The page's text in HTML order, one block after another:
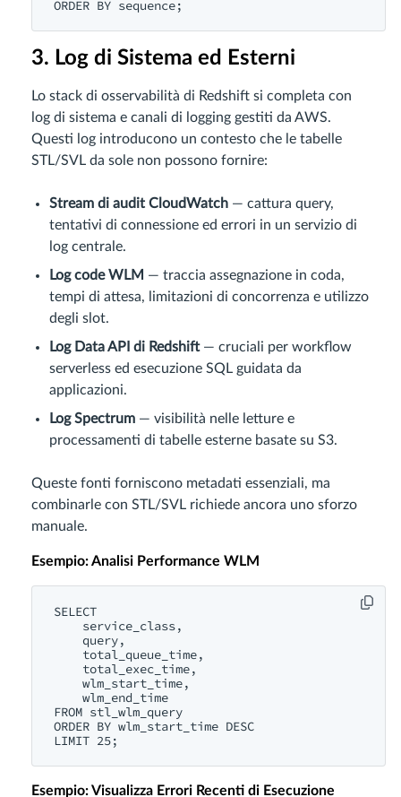
3. Log di Sistema ed Esterni
Lo stack di osservabilità di Redshift si completa con
log di sistema e canali di logging gestiti da AWS.
Questi log introducono un contesto che le tabelle
STL/SVL da sole non possono fornire:
Stream di audit CloudWatch — cattura query,
tentativi di connessione ed errori in un servizio di
log centrale.
Log code WLM — traccia assegnazione in coda,
tempi di attesa, limitazioni di concorrenza e utilizzo
degli slot.
Log Data API di Redshift— cruciali per workflow
serverless ed esecuzione SQL guidata da
applicazioni.
Log Spectrum — visibilità nelle letture e
processamenti di tabelle esterne basate su S3.
Queste fonti forniscono metadati essenziali, ma
combinarle con STL/SVL richiede ancora uno sforzo
manuale.
Esempio: Analisi Performance WLM
SELECT
    service_class,
    query,
    total_queue_time,
    total_exec_time,
    wlm_start_time,
    wlm_end_time
FROM stl_wlm_query
ORDER BY wlm_start_time DESC
Esempio: Visualizza Errori Recenti di Esecuzione